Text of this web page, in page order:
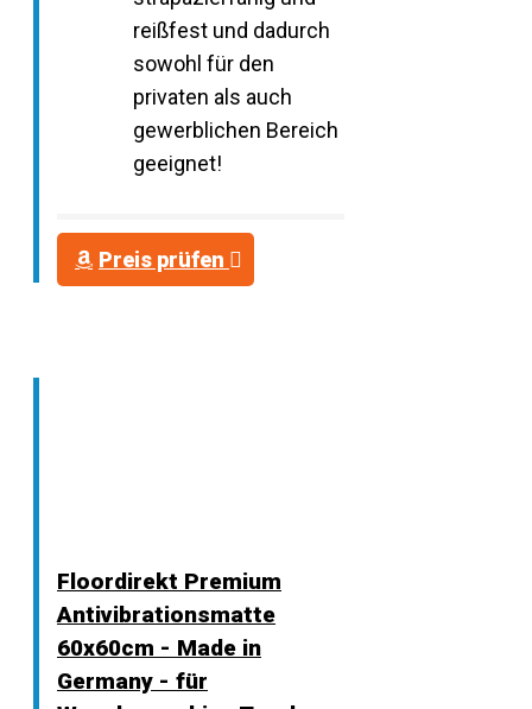
reißfest und dadurch
sowohl für den
privaten als auch
gewerblichen Bereich
geeignet!
Preis prüfen
Floordirekt Premium
Antivibrationsmatte
60x60cm - Made in
Germany - für